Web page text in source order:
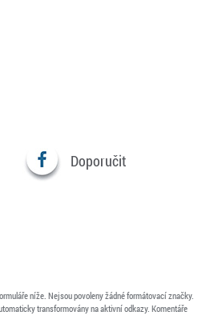
Doporučit
níže. Nejsou povoleny žádné formátovací značky.
transformovány na aktivní odkazy. Komentáře